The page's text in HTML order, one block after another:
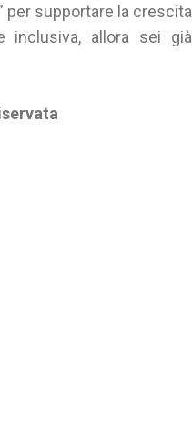
per supportare la crescita
allora sei già